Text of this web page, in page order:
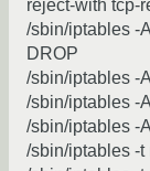
reject-with tcp-
/sbin/iptables -
DROP
/sbin/iptables -
/sbin/iptables -
/sbin/iptables -
/sbin/iptables -t